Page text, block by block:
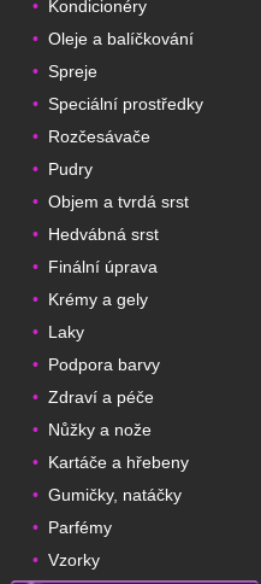
• Kondicionéry
• Oleje a balíčkování
• Spreje
• Speciální prostředky
• Rozčesávače
• Pudry
• Objem a tvrdá srst
• Hedvábná srst
• Finální úprava
• Krémy a gely
• Laky
• Podpora barvy
• Zdraví a péče
• Nůžky a nože
• Kartáče a hřebeny
• Gumičky, natáčky
• Parfémy
• Vzorky